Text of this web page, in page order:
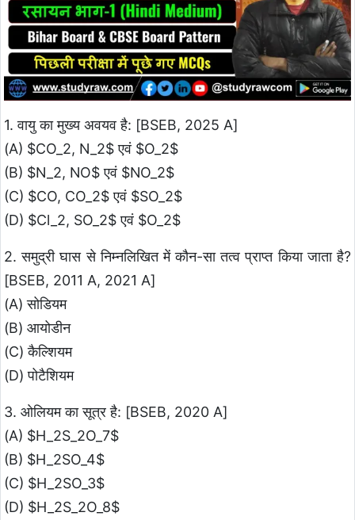
1. वायु का मुख्य अवयव है: [BSEB, 2025 A]
(A) $CO_2, N_2$ एवं $O_2$
(B) $N_2, NO$ एवं $NO_2$
(C) $CO, CO_2$ एवं $SO_2$
(D) $Cl_2, SO_2$ एवं $O_2$
2. समुद्री घास से निम्नलिखित में कौन-सा तत्व प्राप्त किया जाता है?
[BSEB, 2011 A, 2021 A]
(A) सोडियम
(B) आयोडीन
(C) कैल्शियम
(D) पोटैशियम
3. ओलियम का सूत्र है: [BSEB, 2020 A]
(A) $H_2S_2O_7$
(B) $H_2SO_4$
(C) $H_2SO_3$
(D) $H_2S_2O_8$